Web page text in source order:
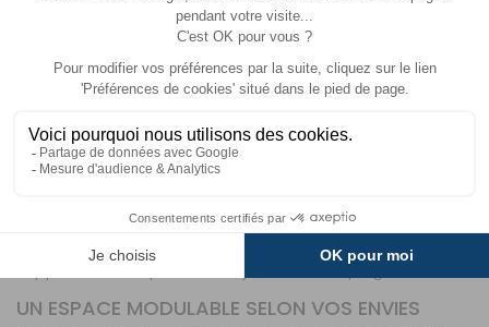
Description + produits Informations
AUVENT ERIBA FEELING - ISABELLA
grâce à cet auvent complet. Avec une profondeur de
supplémentaire pour vos séjours en camping.
UN ESPACE MODULABLE SELON VOS ENVIES